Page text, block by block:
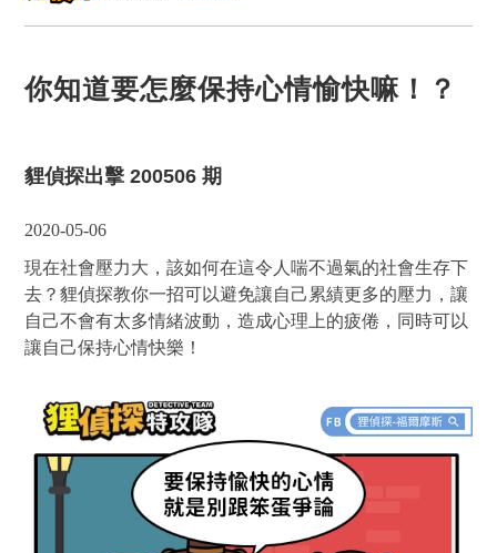
你知道要怎麼保持心情愉快嘛！？
貍偵探出擊 200506 期
2020-05-06
現在社會壓力大，該如何在這令人喘不過氣的社會生存下
去？貍偵探教你一招可以避免讓自己累績更多的壓力，讓
自己不會有太多情緒波動，造成心理上的疲倦，同時可以
讓自己保持心情快樂！